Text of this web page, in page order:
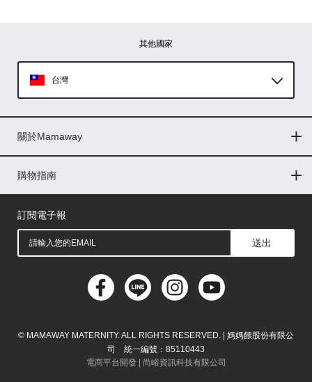
其他國家
台灣
印尼
菲律賓
馬來西亞
關於Mamaway
門市據點
最新消息
品牌故事
人力招募
媒體花絮
隱私權聲明
CSR企業社會責任
購物指南
購物常見問題
退換貨問題
儲值金使用條款
購買儲值金
發票問題
會員權益
線上留言
吸乳器-免費體驗
訂閱電子報
送出
© MAMAWAY MATERNITY. ALL RIGHTS RESERVED. | 媽媽餵股份有限公
司 統一編號：85110443
電商平台開發 |
尚峪資訊科技有限公司